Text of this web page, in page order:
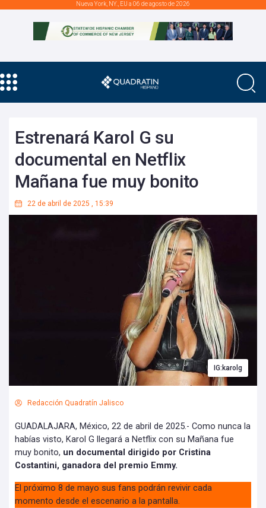
Nueva York, NY., EU a 06 de agosto de 2026
Estrenará Karol G su
documental en Netflix
Mañana fue muy bonito
22 de abril de 2025 , 15:39
IG:karolg
Redacción Quadratín Jalisco
GUADALAJARA, México, 22 de abril de 2025.- Como nunca la
habías visto, Karol G llegará a Netflix con su Mañana fue
muy bonito, un documental dirigido por Cristina
Costantini, ganadora del premio Emmy.
El próximo 8 de mayo sus fans podrán revivir cada
momento desde el escenario a la pantalla.